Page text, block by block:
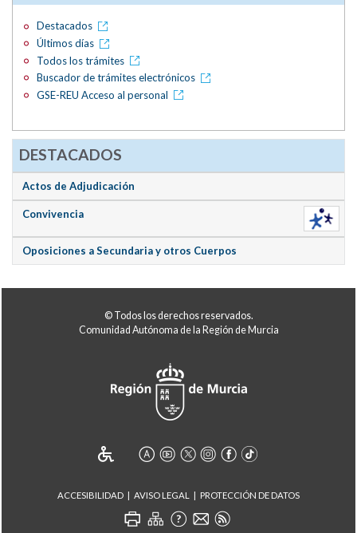
Destacados
Últimos días
Todos los trámites
Buscador de trámites electrónicos
GSE-REU Acceso al personal
DESTACADOS
Actos de Adjudicación
Convivencia
Oposiciones a Secundaria y otros Cuerpos
© Todos los derechos reservados.
Comunidad Autónoma de la Región de Murcia
ACCESIBILIDAD AVISO LEGAL PROTECCIÓN DE DATOS